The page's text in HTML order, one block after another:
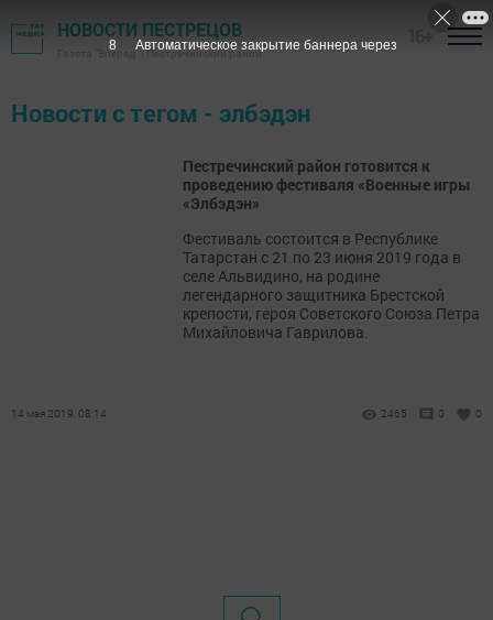
НОВОСТИ ПЕСТРЕЦОВ
Газета "Вперед" - Пестречинский район
Новости с тегом - элбэдэн
Пестречинский район готовится к
проведению фестиваля «Военные игры
«Элбэдэн»
Фестиваль состоится в Республике
Татарстан с 21 по 23 июня 2019 года в
селе Альвидино, на родине
легендарного защитника Брестской
крепости, героя Советского Союза Петра
Михайловича Гаврилова.
14 мая 2019, 08:14 2465 0 0
8 Автоматическое закрытие баннера через